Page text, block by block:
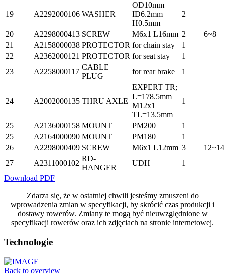
19 A2292000106 WASHER
OD10mm
ID6.2mm
H0.5mm
2
20 A2298000413 SCREW M6x1 L16mm 2
6~8
21
A2158000038 PROTECTOR for chain stay
1
22
A2362000121 PROTECTOR for seat stay
1
23
A2258000117
CABLE
PLUG
for rear brake 1
24 A2002000135 THRU AXLE
EXPERT TR;
L=178.5mm
M12x1
TL=13.5mm
1
25 A2136000158 MOUNT PM200
1
25
A2164000090 MOUNT PM180
1
26
A2298000409 SCREW M6x1 L12mm 3
12~14
27
A2311000102
RD-
HANGER
UDH
1
Download PDF
Zdarza się, że w ostatniej chwili jesteśmy zmuszeni do
wprowadzenia zmian w specyfikacji, by skrócić czas produkcji i
dostawy rowerów. Zmiany te mogą być nieuwzględnione w
specyfikacji rowerów oraz ich zdjęciach na stronie internetowej.
Technologie
Back to overview